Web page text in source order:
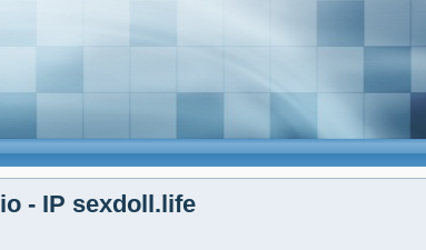
- IP sexdoll.life